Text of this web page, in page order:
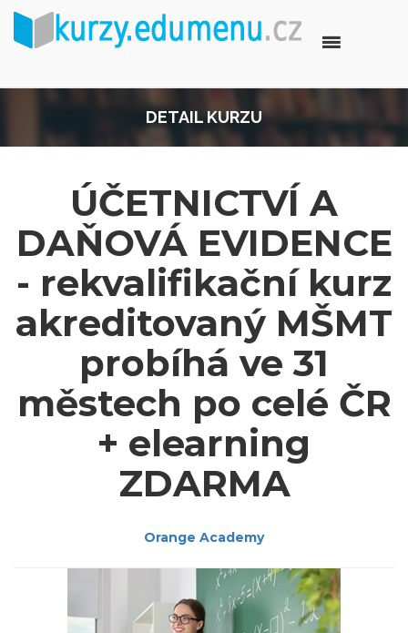
DETAIL KURZU
ÚČETNICTVÍ A
DAŇOVÁ EVIDENCE
- rekvalifikační kurz
akreditovaný MŠMT
probíhá ve 31
městech po celé ČR
+ elearning
ZDARMA
Orange Academy